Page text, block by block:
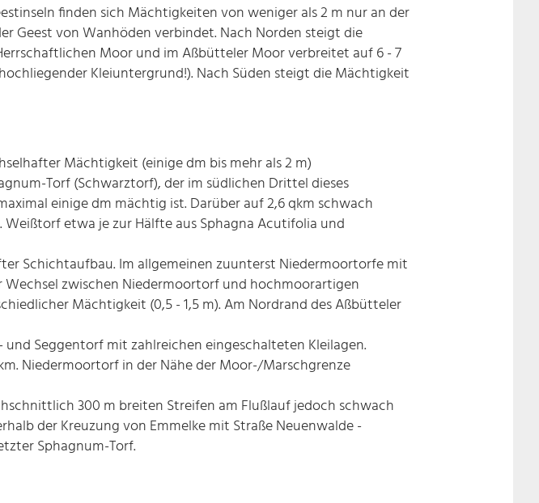
finden sich Mächtigkeiten von weniger als 2 m nur an der
Geest von Wanhöden verbindet. Nach Norden steigt die
Moor und im Aßbütteler Moor verbreitet auf 6 - 7
Kleiuntergrund!). Nach Süden steigt die Mächtigkeit
Mächtigkeit (einige dm bis mehr als 2 m)
Torf (Schwarztorf), der im südlichen Drittel dieses
einige dm mächtig ist. Darüber auf 2,6 qkm schwach
etwa je zur Hälfte aus Sphagna Acutifolia und
Schichtaufbau. Im allgemeinen zuunterst Niedermoortorfe mit
zwischen Niedermoortorf und hochmoorartigen
Mächtigkeit (0,5 - 1,5 m). Am Nordrand des Aßbütteler
Seggentorf mit zahlreichen eingeschalteten Kleilagen.
Niedermoortorf in der Nähe der Moor-/Marschgrenze
300 m breiten Streifen am Flußlauf jedoch schwach
der Kreuzung von Emmelke mit Straße Neuenwalde -
Sphagnum-Torf.